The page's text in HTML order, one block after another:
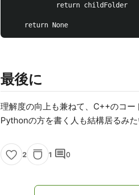
            return childFolder
最後に
理解度の向上も兼ねて、C++のコー
Pythonの方を書く人も結構居るみ
2 1 comment0